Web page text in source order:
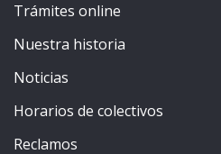
Trámites online
Nuestra historia
Noticias
Horarios de colectivos
Reclamos